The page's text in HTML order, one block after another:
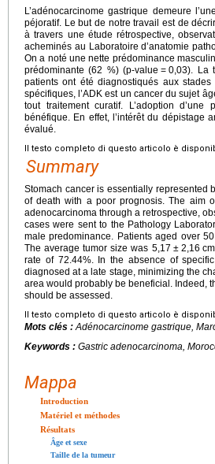
L’adénocarcinome gastrique demeure
péjoratif. Le but de notre travail est de
à travers une étude rétrospective,
acheminés au Laboratoire d’anatomie
On a noté une nette prédominance
prédominante (62 %) (p-value = 0,03). La
patients ont été diagnostiqués aux
spécifiques, l’ADK est un cancer du sujet
tout traitement curatif. L’adoption
bénéfique. En effet, l’intérêt du
évalué.
Il testo completo di questo articolo è
Summary
Stomach cancer is essentially represented
of death with a poor prognosis. The aim
adenocarcinoma through a retrospective,
cases were sent to the Pathology
male predominance. Patients aged over
The average tumor size was 5,17 ± 2,16
rate of 72.44%. In the absence of
diagnosed at a late stage, minimizing the
area would probably be beneficial. Indeed,
should be assessed.
Il testo completo di questo articolo è
Mots clés :Adénocarcinome gastrique,
Keywords : Gastric adenocarcinoma,
Mappa
Introduction
Matériel et méthodes
Résultats
Âge et sexe
Taille de la tumeur